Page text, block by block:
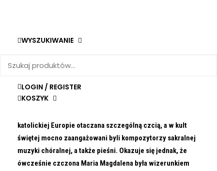
WYSZUKIWANIE
LOGIN / REGISTER
KOSZYK
katolickiej Europie otaczana szczególną czcią, a w kult
świętej mocno zaangażowani byli kompozytorzy sakralnej
muzyki chóralnej, a także pieśni. Okazuje się jednak, że
ówcześnie czczona Maria Magdalena była wizerunkiem